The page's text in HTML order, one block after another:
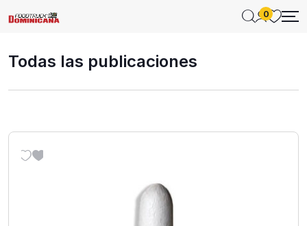
0
Todas las publicaciones